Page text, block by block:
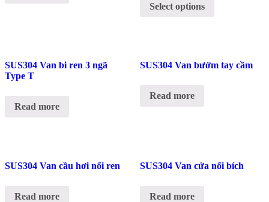
Select options
SUS304 Van bi ren 3 ngã
Type T
Read more
SUS304 Van bướm tay cầm
Read more
SUS304 Van cầu hơi nối ren
Read more
SUS304 Van cửa nối bích
Read more